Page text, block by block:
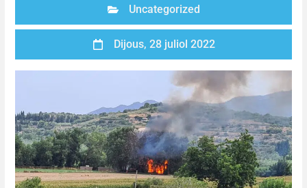
Uncategorized
Dijous, 28 juliol 2022